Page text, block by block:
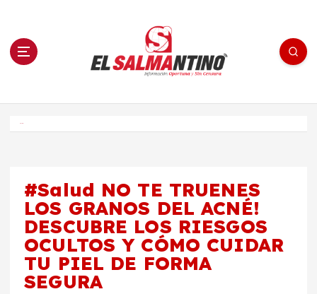
n El Salmantino - medios/noticias/editorial
#Salud NO TE TRUENES
LOS GRANOS DEL ACNÉ!
DESCUBRE LOS RIESGOS
OCULTOS Y CÓMO CUIDAR
TU PIEL DE FORMA
SEGURA